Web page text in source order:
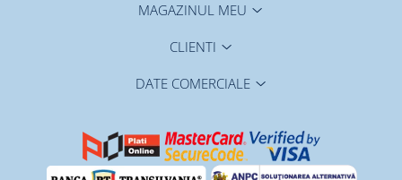
MAGAZINUL MEU
CLIENTI
DATE COMERCIALE